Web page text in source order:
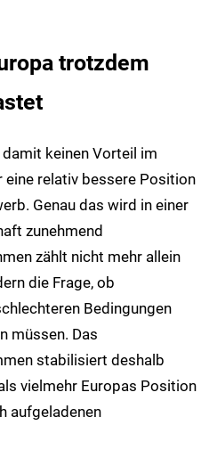
trotzdem
keinen Vorteil im
eine relativ bessere Position
Genau das wird in einer
zunehmend
zählt nicht mehr allein
die Frage, ob
Bedingungen
müssen. Das
stabilisiert deshalb
vielmehr Europas Position
aufgeladenen